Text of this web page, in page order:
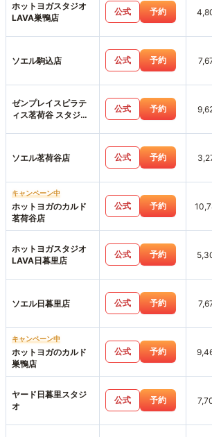
ホットヨガスタジオ
LAVA巣鴨店
公式 予約
ソエル駒込店 公式 予約
ゼンプレイスピラテ
ィス茗荷谷 スタジオ
公式 予約
ソエル茗荷谷店 公式 予約
キャンペーン中
ホットヨガのカルド
茗荷谷店
公式 予約
ホットヨガスタジオ
LAVA日暮里店
公式 予約
ソエル日暮里店 公式 予約
キャンペーン中
ホットヨガのカルド
巣鴨店
公式 予約
ヤード日暮里スタジ
オ
公式 予約